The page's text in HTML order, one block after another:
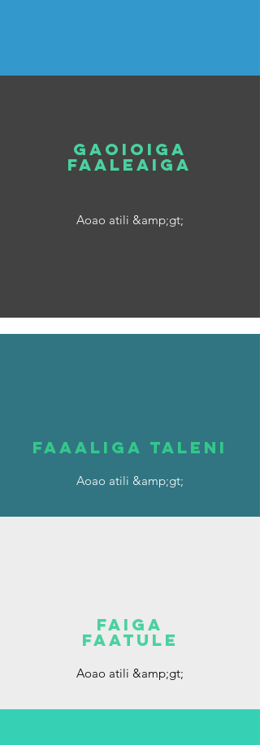
gaoioiga
faaleaiga
Aoao atili &amp;gt;
faaaliga taleni
Aoao atili &amp;gt;
FAIGA
FAATULE
Aoao atili &amp;gt;